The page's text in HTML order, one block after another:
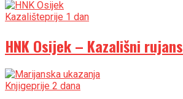
Kazališteprije 1 dan
HNK Osijek – Kazališni
Knjigeprije 2 dana